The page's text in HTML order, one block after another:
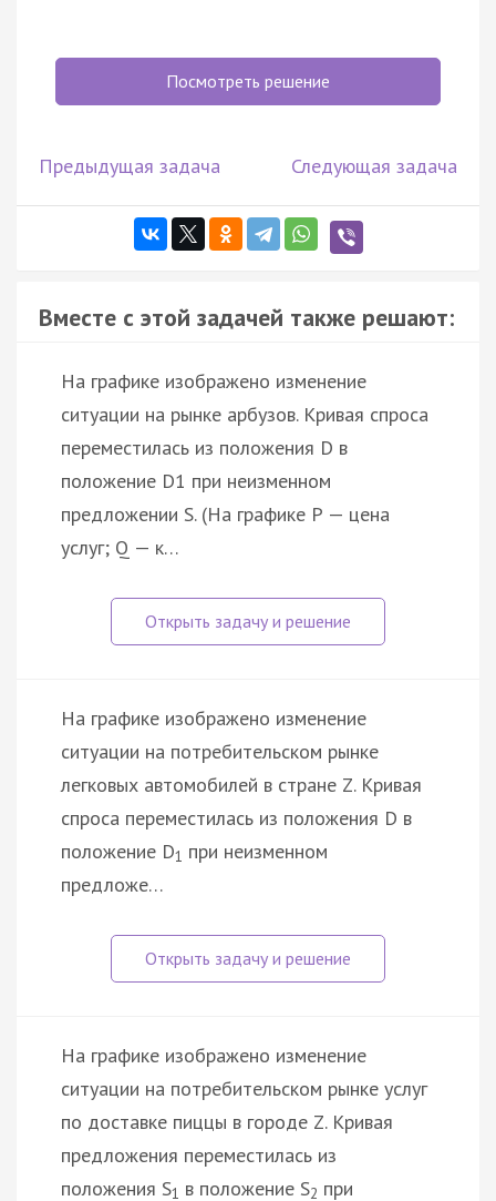
Посмотреть решение
Предыдущая задача Следующая задача
Вместе с этой задачей также решают:
На графике изображено изменение
ситуации на рынке арбузов. Кривая спроса
переместилась из положения D в
положение D1 при неизменном
предложении S. (На графике Р — цена
услуг; Q — к…
На графике изображено изменение
ситуации на потребительском рынке
легковых автомобилей в стране Z. Кривая
спроса переместилась из положения D в
положение D1 при неизменном
предложе…
На графике изображено изменение
ситуации на потребительском рынке услуг
по доставке пиццы в городе Z. Кривая
предложения переместилась из
положения S1 в положение S2 при